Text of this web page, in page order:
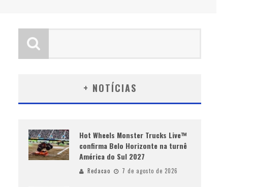
+ NOTÍCIAS
Hot Wheels Monster Trucks Live™
confirma Belo Horizonte na turnê
América do Sul 2027
Redacao 7 de agosto de 2026